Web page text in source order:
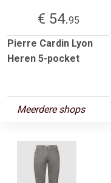
€ 54.95
Pierre Cardin Lyon
Heren 5-pocket
Meerdere shops